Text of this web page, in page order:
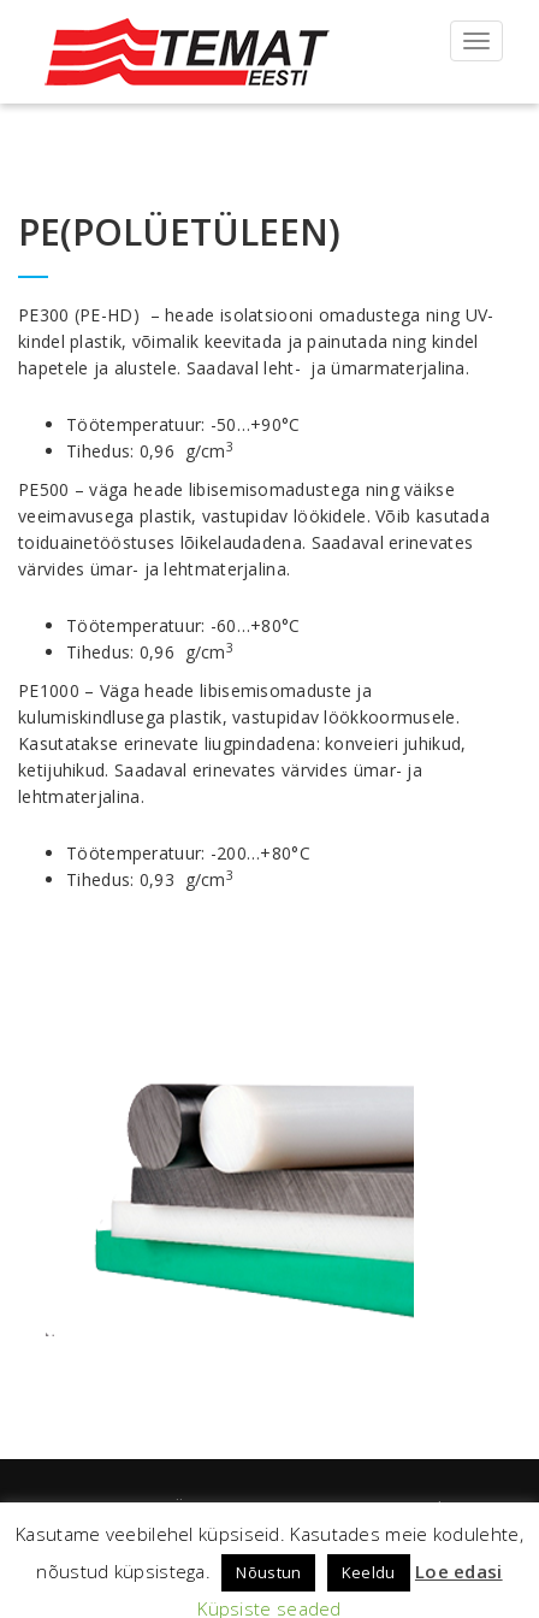
Toggle
PE(POLÜETÜLEEN)
PE300 (PE-HD) – heade isolatsiooni omadustega ning UV-
kindel plastik, võimalik keevitada ja painutada ning kindel
hapetele ja alustele. Saadaval leht- ja ümarmaterjalina.
Töötemperatuur: -50…+90°C
Tihedus: 0,96 g/cm3
PE500 – väga heade libisemisomadustega ning väikse
veeimavusega plastik, vastupidav löökidele. Võib kasutada
toiduainetööstuses lõikelaudadena. Saadaval erinevates
värvides ümar- ja lehtmaterjalina.
Töötemperatuur: -60…+80°C
Tihedus: 0,96 g/cm3
PE1000 – Väga heade libisemisomaduste ja
kulumiskindlusega plastik, vastupidav löökkoormusele.
Kasutatakse erinevate liugpindadena: konveieri juhikud,
ketijuhikud. Saadaval erinevates värvides ümar- ja
lehtmaterjalina.
Töötemperatuur: -200…+80°C
Tihedus: 0,93 g/cm3
TEMAT EESTI OÜ 2026 / temat@temat.ee / Sander Susi
(+372 ) 53 331 427 / Elar Tovstik (+372) 51 102 49 / Argo
Truman (+372) 55 583 766 / Marek Sarapuu (+372) 50 639 04
Ladu (+372) 52 353 90
Kasutame veebilehel küpsiseid. Kasutades meie kodulehte,
nõustud küpsistega.
Nõustun Keeldu
Loe edasi
Küpsiste seaded